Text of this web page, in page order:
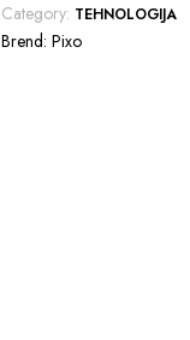
Category: TEHNOLOGIJA
Brend: Pixo